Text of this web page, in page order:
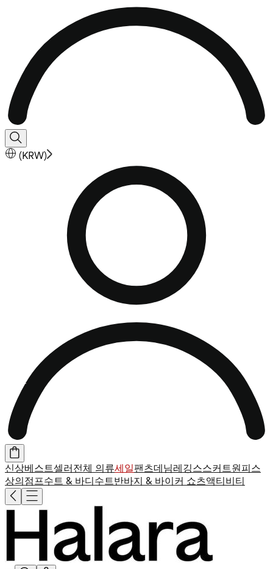
(KRW)
신상베스트셀러 전체 의류세일팬츠데님레깅스스커트원피스
상의 점프수트 & 바디수트반바지 & 바이커 쇼츠액티비티